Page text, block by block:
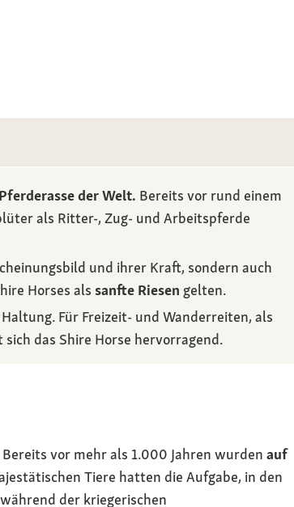
der Welt. Bereits vor rund einem
als Ritter-, Zug- und Arbeitspferde
und ihrer Kraft, sondern auch
Horses als sanfte Riesen gelten.
Für Freizeit- und Wanderreiten, als
das Shire Horse hervorragend.
vor mehr als 1.000 Jahren wurden auf
Tiere hatten die Aufgabe, in den
der kriegerischen